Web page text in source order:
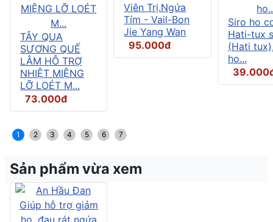
TÂY QUA
SƯƠNG QUẾ
LÂM HỖ TRỢ
NHIỆT MIỆNG
LỠ LOÉT M...
73.000đ
Viên Trị.Ngứa
Tím - Vail-Bon
Jie Yang Wan
95.000đ
Siro ho
Hati-tux
(Hati
ho...
1 2 3 4 5 6 7
Sản phẩm vừa xem